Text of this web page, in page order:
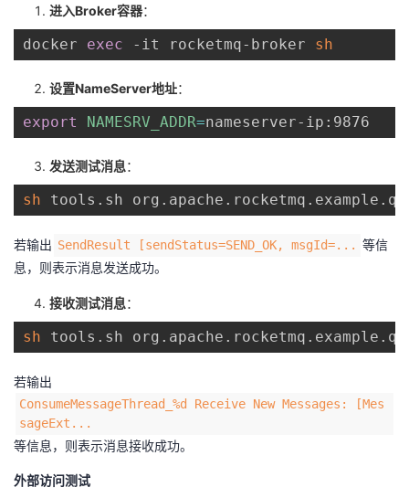
进入Broker容器：
docker exec -it rocketmq-broker sh
设置NameServer地址：
export NAMESRV_ADDR=
发送测试消息：
sh
若输出 SendResult [sendStatus=SEND_OK, msgId=... 等信
息，则表示消息发送成功。
接收测试消息：
sh
若输出
ConsumeMessageThread_%d Receive New Messages: [Mes
sageExt...
等信息，则表示消息接收成功。
外部访问测试